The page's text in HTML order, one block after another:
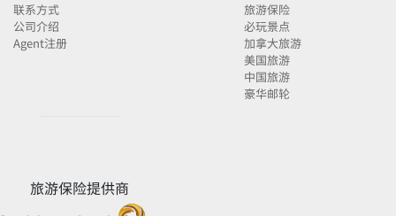
联系方式
公司介绍
Agent注册
旅游保险
必玩景点
加拿大旅游
美国旅游
中国旅游
豪华邮轮
旅游保险提供商